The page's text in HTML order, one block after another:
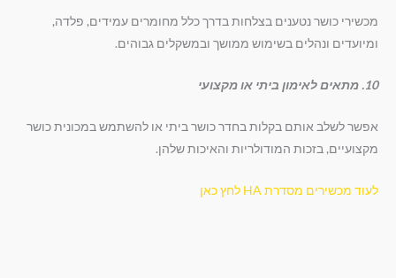
מכשירי כושר נטענים בצלחות בדרך כלל מחומרים עמידים, פלדה,
ומיועדים ונהלים בשימוש ממושך ובמשקלים גבוהים.
10. מתאים לאימון ביתי או מקצועי
אפשר לשלב אותם בקלות בחדר כושר ביתי או להשתמש במכונית כושר
מקצועיים, בזכות המודולריות והאיכות שלהן.
לעוד מכשירים מסדרת HA לחץ כאן